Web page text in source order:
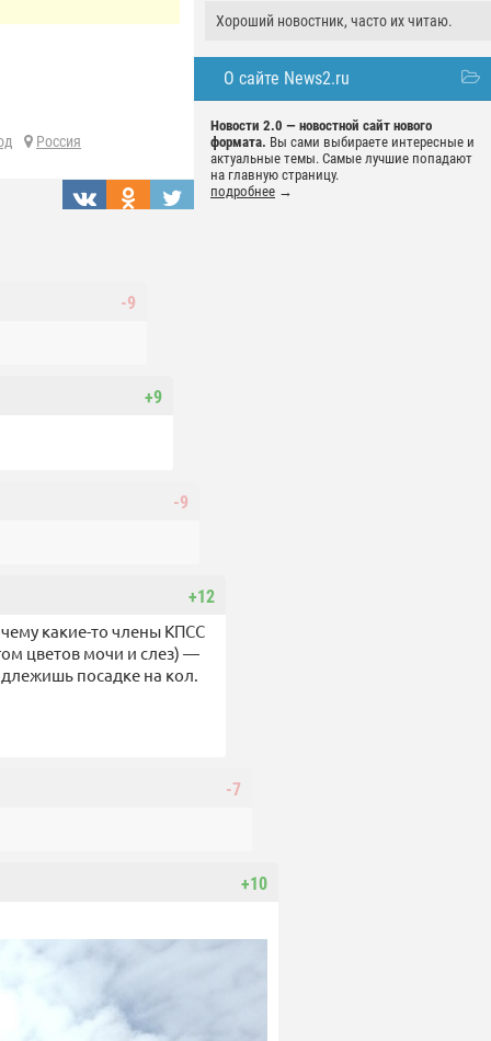
Хороший новостник, часто их читаю.
О сайте News2.ru
Новости 2.0 — новостной сайт нового
формата. Вы сами выбираете интересные и
актуальные темы. Самые лучшие попадают
на главную страницу.
подробнее →
Россия
-9
+9
-9
+12
какие-то члены КПСС
цветов мочи и слез) —
посадке на кол.
-7
+10